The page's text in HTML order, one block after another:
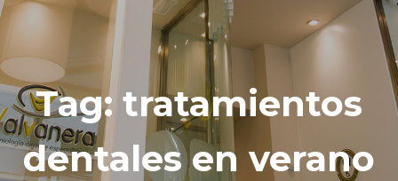
Tag: tratamientos
dentales en verano